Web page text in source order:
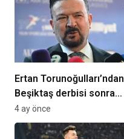
Ertan Torunoğulları’ndan
Beşiktaş derbisi sonrası
G.Saray’a gönderme
4 ay önce